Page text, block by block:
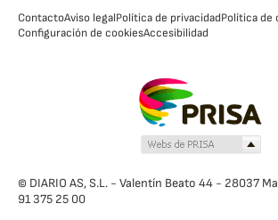
ContactoAviso legalPolítica de privacidadPolítica de
Configuración de cookiesAccesibilidad
© DIARIO AS, S.L. - Valentín Beato 44 - 28037
91 375 25 00